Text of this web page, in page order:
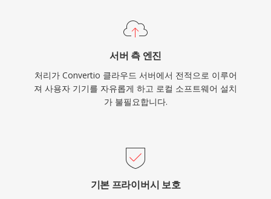
서버 측 엔진
처리가 Convertio 클라우드 서버에서 전적으로 이루어
져 사용자 기기를 자유롭게 하고 로컬 소프트웨어 설치
가 불필요합니다.
기본 프라이버시 보호